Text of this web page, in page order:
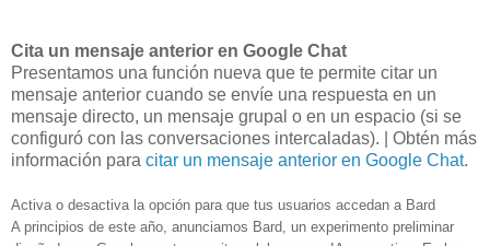
Cita un mensaje anterior en Google Chat
Presentamos una función nueva que te permite citar un
mensaje anterior cuando se envíe una respuesta en un
mensaje directo, un mensaje grupal o en un espacio (si se
configuró con las conversaciones intercaladas). | Obtén más
información para citar un mensaje anterior en Google Chat.
Activa o desactiva la opción para que tus usuarios accedan a Bard
A principios de este año, anunciamos Bard, un experimento preliminar